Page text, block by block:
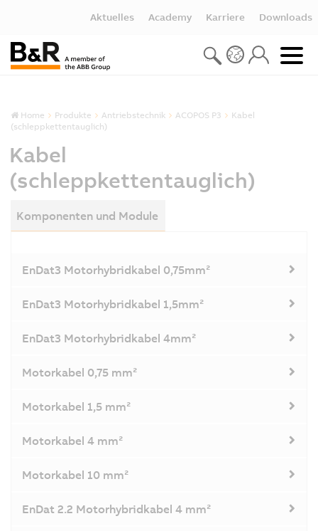
Aktuelles Academy Karriere Downloads
Home Produkte Antriebstechnik ACOPOS P3
Kabel
(schleppkettentauglich)
Kabel
(schleppkettentauglich)
Komponenten und Module
EnDat3 Motorhybridkabel 0,75mm²
EnDat3 Motorhybridkabel 1,5mm²
EnDat3 Motorhybridkabel 4mm²
Motorkabel 0,75 mm²
Motorkabel 1,5 mm²
Motorkabel 4 mm²
Motorkabel 10 mm²
EnDat 2.2 Motorhybridkabel 4 mm²